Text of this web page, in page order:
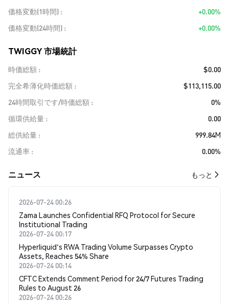
価格変動(1時間)
+0.00%
価格変動(24時間)
+0.00%
TWIGGY 市場統計
時価総額
$0.00
完全希薄化時価総額
$113,115.00
24時間取引です/時価総額
0%
循環供給量
0.00
総供給量
999.84M
流通率
0.00%
​​ニュース​​ もっと
2026-07-24 00:26
Zama Launches Confidential RFQ Protocol for Secure
Institutional Trading
2026-07-24 00:17
Hyperliquid's RWA Trading Volume Surpasses Crypto
Assets, Reaches 54% Share
2026-07-24 00:14
CFTC Extends Comment Period for 24/7 Futures Trading
Rules to August 26
2026-07-24 00:26